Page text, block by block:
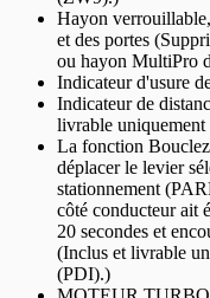
Hayon
et des portes
ou hayon MultiPro
Indicateur d'usure
Indicateur de
livrable
La fonction
déplacer le levier
stationnement
côté conducteur ait
20 secondes et
(Inclus et livrable
(PDI).)